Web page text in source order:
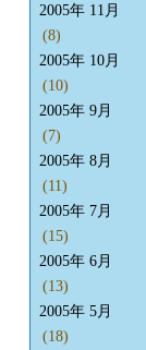
2005年 11月
(8)
2005年 10月
(10)
2005年 9月
(7)
2005年 8月
(11)
2005年 7月
(15)
2005年 6月
(13)
2005年 5月
(18)